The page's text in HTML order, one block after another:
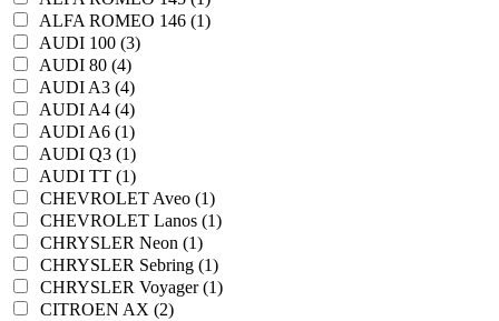
ALFA ROMEO 146 (1)
AUDI 100 (3)
AUDI 80 (4)
AUDI A3 (4)
AUDI A4 (4)
AUDI A6 (1)
AUDI Q3 (1)
AUDI TT (1)
CHEVROLET Aveo (1)
CHEVROLET Lanos (1)
CHRYSLER Neon (1)
CHRYSLER Sebring (1)
CHRYSLER Voyager (1)
CITROEN AX (2)